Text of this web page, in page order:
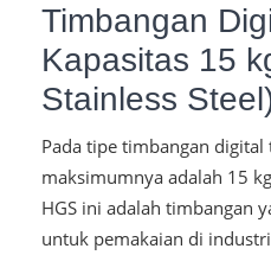
Timbangan
Kapasitas 15
Stainless
Pada tipe timbangan digital
maksimumnya adalah 15
HGS ini adalah timbangan
untuk pemakaian di